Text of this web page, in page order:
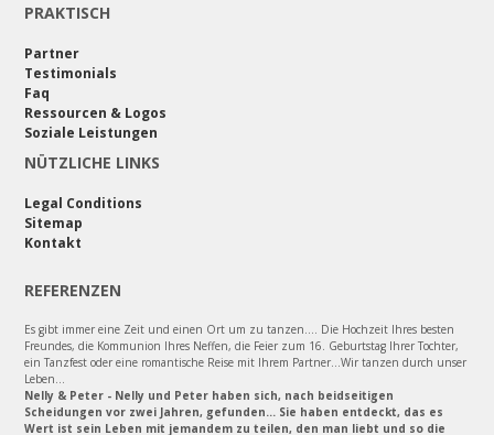
PRAKTISCH
Partner
Testimonials
Faq
Ressourcen & Logos
Soziale Leistungen
NÜTZLICHE LINKS
Legal Conditions
Sitemap
Kontakt
REFERENZEN
Es gibt immer eine Zeit und einen Ort um zu tanzen.... Die Hochzeit Ihres besten
Freundes, die Kommunion Ihres Neffen, die Feier zum 16. Geburtstag Ihrer Tochter,
ein Tanzfest oder eine romantische Reise mit Ihrem Partner...Wir tanzen durch unser
Leben...
Nelly & Peter - Nelly und Peter haben sich, nach beidseitigen
Scheidungen vor zwei Jahren, gefunden... Sie haben entdeckt, das es
Wert ist sein Leben mit jemandem zu teilen, den man liebt und so die